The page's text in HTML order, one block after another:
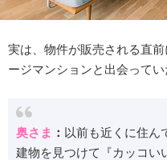
実は、物件が販売される直
ージマンションと出会ってい
奥さま ： 以前も近くに住ん
建物を見つけて『カッコい